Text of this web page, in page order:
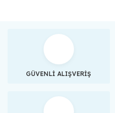
GÜVENLİ ALIŞVERİŞ